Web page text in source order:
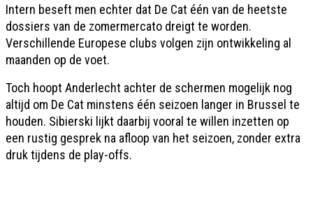
Intern beseft men echter dat De Cat één van de heetste
dossiers van de zomermercato dreigt te worden.
Verschillende Europese clubs volgen zijn ontwikkeling al
maanden op de voet.
Toch hoopt Anderlecht achter de schermen mogelijk nog
altijd om De Cat minstens één seizoen langer in Brussel te
houden. Sibierski lijkt daarbij vooral te willen inzetten op
een rustig gesprek na afloop van het seizoen, zonder extra
druk tijdens de play-offs.